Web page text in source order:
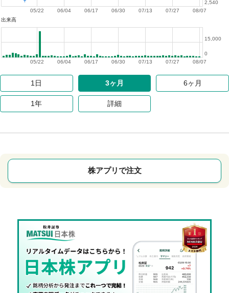
08/07
07/27
07/13
06/30
06/17
06/04
05/22
2,540
出来高
08/07
07/27
07/13
06/30
06/17
06/04
05/22
0
15,000
1日 3ヶ月 6ヶ月
1年 詳細
株アプリで注文